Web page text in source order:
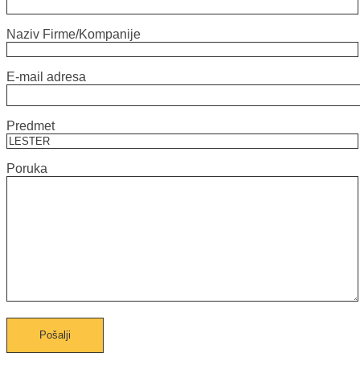
Naziv Firme/Kompanije
E-mail adresa
Predmet
Poruka